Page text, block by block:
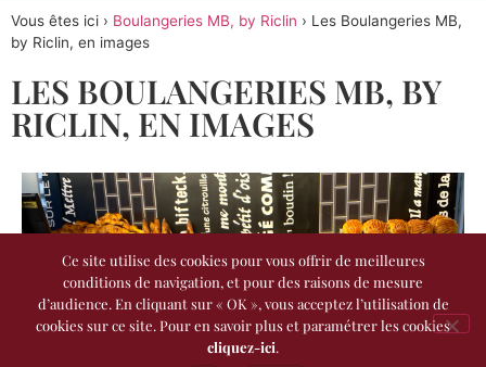
Vous êtes ici › Boulangeries MB, by Riclin › Les Boulangeries MB,
by Riclin, en images
LES BOULANGERIES MB, BY
RICLIN, EN IMAGES
Ce site utilise des cookies pour vous offrir de meilleures
conditions de navigation, et pour des raisons de mesure
d’audience. En cliquant sur « OK », vous acceptez l’utilisation de
cookies sur ce site. Pour en savoir plus et paramétrer les cookies
cliquez-ici.